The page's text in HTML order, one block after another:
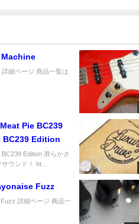
細ページ 商品一覧は
Pie BC239
BC239 Edition
Edition 滑らかさ
ウンド！ ht...
Fuzz
詳細ページ 商品一